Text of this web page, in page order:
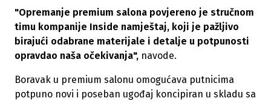
"Opremanje premium salona povjereno je stručnom
timu kompanije Inside namještaj, koji je pažljivo
birajući odabrane materijale i detalje u potpunosti
opravdao naša očekivanja", navode.
Boravak u premium salonu omogućava putnicima
potpuno novi i poseban ugođaj koncipiran u skladu sa